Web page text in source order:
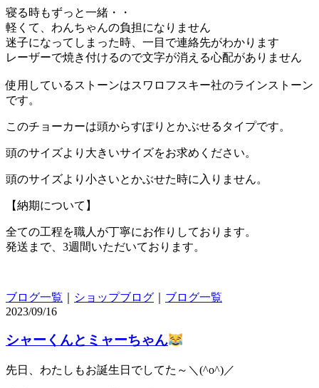
寝る時もずっと一緒・・
軽くて、わんちゃんの負担になりません
迷子になってしまった時、一目で連絡先がわかります
レーザーで焼き付けるので文字が消える心配がありません
使用しているストーンはスワロフスキー社のラインストーン
です。
このチョーカーは頭からすぽりとかぶせるタイプです。
頭のサイズより大きいサイズをお求めください。
頭のサイズより小さいとかぶせた時に入りません。
【納期について】
全ての工程を職人が丁寧にお作りしております。
発送まで、3週間いただいております。
ブログ一覧 ショップブログ
ブログ一覧
2023/09/16
シャーくんとミャーちゃん
先日、わたしもお誕生日でしてた～＼(^o^)／